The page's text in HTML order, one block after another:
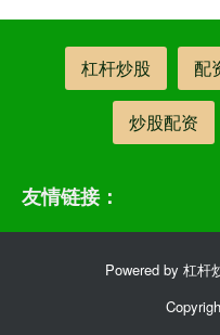
杠杆炒股 配
炒股配资
友情链接：
Powered by 杠杆